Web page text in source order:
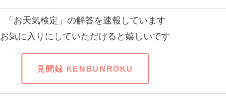
「お天気検定」の解答を速報しています
お気に入りにしていただけると嬉しいです
見聞録 KENBUNROKU